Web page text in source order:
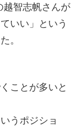
越智志帆さんが
いい」という
。
ことが多いと
うポジショ